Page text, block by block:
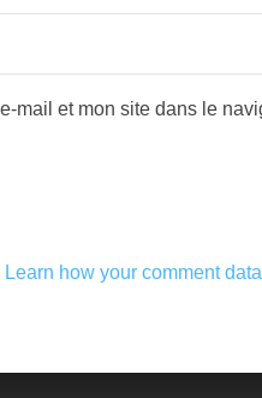
mail et mon site dans le
Learn how your comment